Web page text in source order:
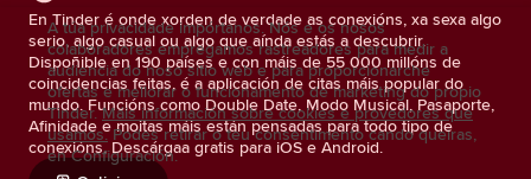
En Tinder é onde xorden de verdade as conexións, xa sexa algo
serio, algo casual ou algo que aínda estás a descubrir.
Dispoñible en 190 países e con máis de 55 000 millóns de
coincidencias feitas, é a aplicación de citas máis popular do
mundo. Funcións como Double Date, Modo Musical, Pasaporte,
Afinidade e moitas máis están pensadas para todo tipo de
conexións. Descárgaa gratis para iOS e Android.
A túa privacidade impórtanos. Nós e os nosos
colaboradores empregamos rastreadores para medir a
audiencia do noso sitio web e para proporcionarche
ofertas e mellorar o funcionamento de marketing do propio
Tinder. Máis información sobre cookies e provedores que
usamos. Podes retirar o teu consentimento cando queiras,
en Configuración.